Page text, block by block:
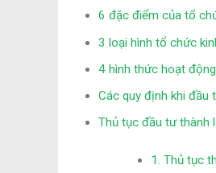
6 đặc điểm của tổ
3 loại hình tổ chức
4 hình thức hoạt
Các quy định khi đầu
Thủ tục đầu tư thành
1. Thủ tục